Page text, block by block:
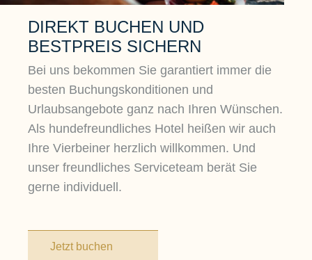
DIREKT BUCHEN UND
BESTPREIS SICHERN
Bei uns bekommen Sie garantiert immer die
besten Buchungskonditionen und
Urlaubsangebote ganz nach Ihren Wünschen.
Als hundefreundliches Hotel heißen wir auch
Ihre Vierbeiner herzlich willkommen. Und
unser freundliches Serviceteam berät Sie
gerne individuell.
Jetzt buchen